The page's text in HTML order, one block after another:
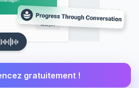
gratuitement !